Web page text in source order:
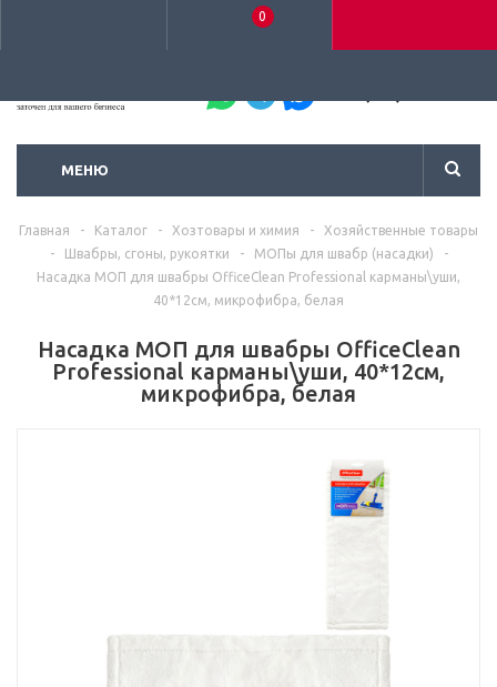
0
МЕНЮ
Главная - Каталог - Хозтовары и химия -
Хозяйственные товары
-
Швабры, сгоны, рукоятки - МОПы для швабр (насадки)
-
Насадка МОП для швабры OfficeClean Professional карманы\уши,
40*12см, микрофибра, белая
Насадка МОП для швабры OfficeClean
Professional карманы\уши, 40*12см,
микрофибра, белая